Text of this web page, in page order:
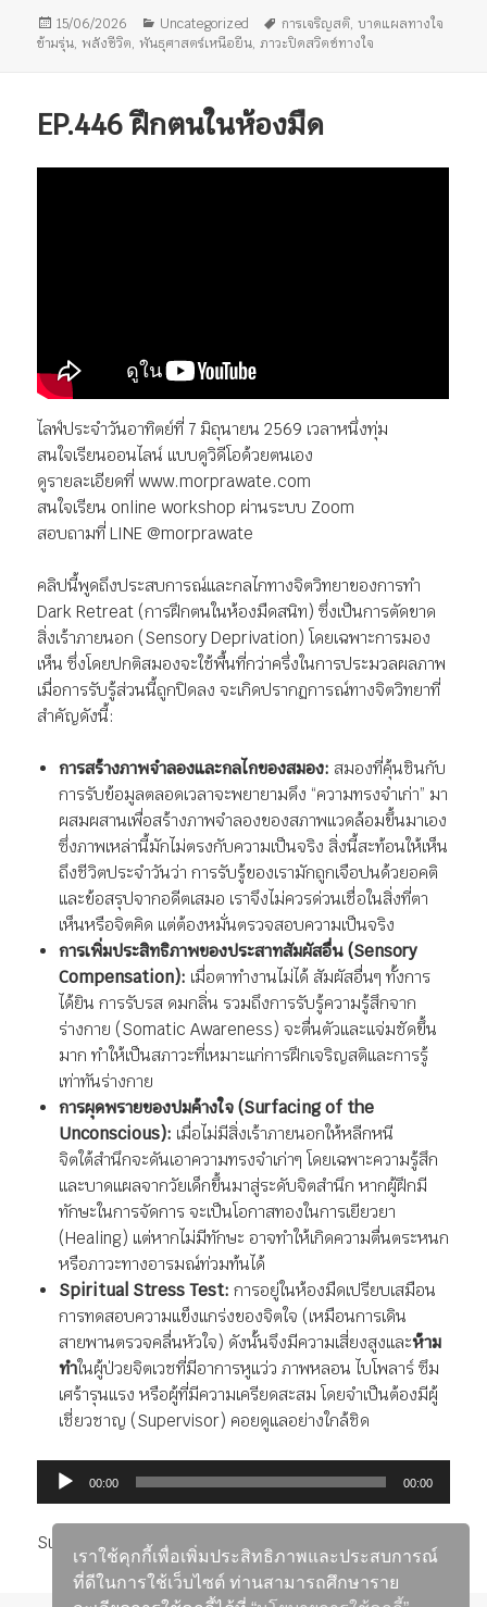
เขียน
เมื่อ
15/06/2026
หมวด
หมู่
Uncategorized
ป้าย
กำกับ
การเจริญสติ,บาดแผลทางใจ
ข้ามรุ่น,พลังชีวิต,พันธุศาสตร์เหนือยีน,ภาวะปิดสวิตช์ทางใจ
EP.446 ฝึกตนในห้องมืด
ไลฟ์ประจำวันอาทิตย์ที่ 7 มิถุนายน 2569 เวลาหนึ่งทุ่ม
สนใจเรียนออนไลน์ แบบดูวิดีโอด้วยตนเอง
ดูรายละเอียดที่ www.morprawate.com
สนใจเรียน online workshop ผ่านระบบ Zoom
สอบถามที่ LINE @morprawate
คลิปนี้พูดถึงประสบการณ์และกลไกทางจิตวิทยาของการทำ
Dark Retreat (การฝึกตนในห้องมืดสนิท) ซึ่งเป็นการตัดขาด
สิ่งเร้าภายนอก (Sensory Deprivation) โดยเฉพาะการมอง
เห็น ซึ่งโดยปกติสมองจะใช้พื้นที่กว่าครึ่งในการประมวลผลภาพ
เมื่อการรับรู้ส่วนนี้ถูกปิดลง จะเกิดปรากฏการณ์ทางจิตวิทยาที่
สำคัญดังนี้:
การสร้างภาพจำลองและกลไกของสมอง: สมองที่คุ้นชินกับ
การรับข้อมูลตลอดเวลาจะพยายามดึง “ความทรงจำเก่า” มา
ผสมผสานเพื่อสร้างภาพจำลองของสภาพแวดล้อมขึ้นมาเอง
ซึ่งภาพเหล่านี้มักไม่ตรงกับความเป็นจริง สิ่งนี้สะท้อนให้เห็น
ถึงชีวิตประจำวันว่า การรับรู้ของเรามักถูกเจือปนด้วยอคติ
และข้อสรุปจากอดีตเสมอ เราจึงไม่ควรด่วนเชื่อในสิ่งที่ตา
เห็นหรือจิตคิด แต่ต้องหมั่นตรวจสอบความเป็นจริง
การเพิ่มประสิทธิภาพของประสาทสัมผัสอื่น (Sensory
Compensation): เมื่อตาทำงานไม่ได้ สัมผัสอื่นๆ ทั้งการ
ได้ยิน การรับรส ดมกลิ่น รวมถึงการรับรู้ความรู้สึกจาก
ร่างกาย (Somatic Awareness) จะตื่นตัวและแจ่มชัดขึ้น
มาก ทำให้เป็นสภาวะที่เหมาะแก่การฝึกเจริญสติและการรู้
เท่าทันร่างกาย
การผุดพรายของปมค้างใจ (Surfacing of the
Unconscious): เมื่อไม่มีสิ่งเร้าภายนอกให้หลีกหนี
จิตใต้สำนึกจะดันเอาความทรงจำเก่าๆ โดยเฉพาะความรู้สึก
และบาดแผลจากวัยเด็กขึ้นมาสู่ระดับจิตสำนึก หากผู้ฝึกมี
ทักษะในการจัดการ จะเป็นโอกาสทองในการเยียวยา
(Healing) แต่หากไม่มีทักษะ อาจทำให้เกิดความตื่นตระหนก
หรือภาวะทางอารมณ์ท่วมท้นได้
Spiritual Stress Test: การอยู่ในห้องมืดเปรียบเสมือน
การทดสอบความแข็งแกร่งของจิตใจ (เหมือนการเดิน
สายพานตรวจคลื่นหัวใจ) ดังนั้นจึงมีความเสี่ยงสูงและห้าม
ทำในผู้ป่วยจิตเวชที่มีอาการหูแว่ว ภาพหลอน ไบโพลาร์ ซึม
เศร้ารุนแรง หรือผู้ที่มีความเครียดสะสม โดยจำเป็นต้องมีผู้
เชี่ยวชาญ (Supervisor) คอยดูแลอย่างใกล้ชิด
ไฟล์
เสียง
00:00 00:00
Subscribe: RSS
เราใช้คุกกี้เพื่อเพิ่มประสิทธิภาพและประสบการณ์
ที่ดีในการใช้เว็บไซต์ ท่านสามารถศึกษาราย